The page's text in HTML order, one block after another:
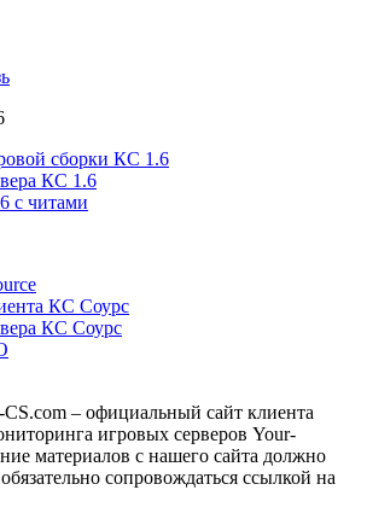
сборки КС 1.6
КС 1.6
с читами
КС Cоурс
КС Соурс
– официальный сайт клиента
игровых серверов Your-
материалов с нашего сайта должно
сопровождаться ссылкой на